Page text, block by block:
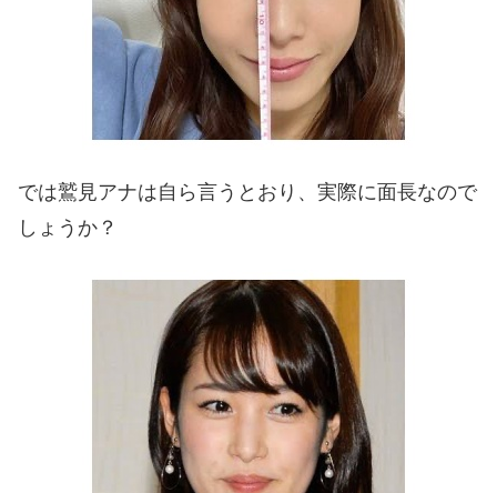
では鷲見アナは自ら言うとおり、実際に面長なので
しょうか？